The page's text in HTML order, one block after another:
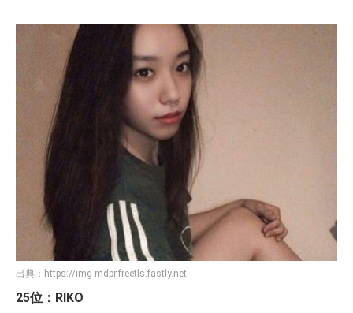
出典： https://img-mdpr.freetls.fastly.net
25位：RIKO